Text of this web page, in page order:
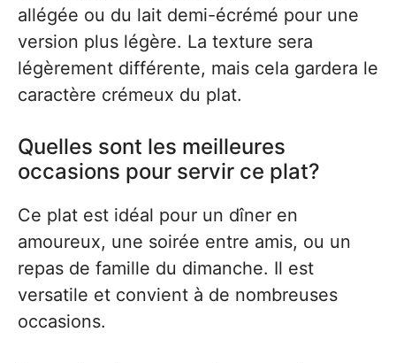
allégée ou du lait demi-écrémé pour une
version plus légère. La texture sera
légèrement différente, mais cela gardera le
caractère crémeux du plat.
Quelles sont les meilleures
occasions pour servir ce plat?
Ce plat est idéal pour un dîner en
amoureux, une soirée entre amis, ou un
repas de famille du dimanche. Il est
versatile et convient à de nombreuses
occasions.